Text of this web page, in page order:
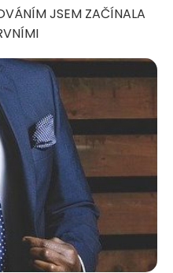
JSEM ZAČÍNALA